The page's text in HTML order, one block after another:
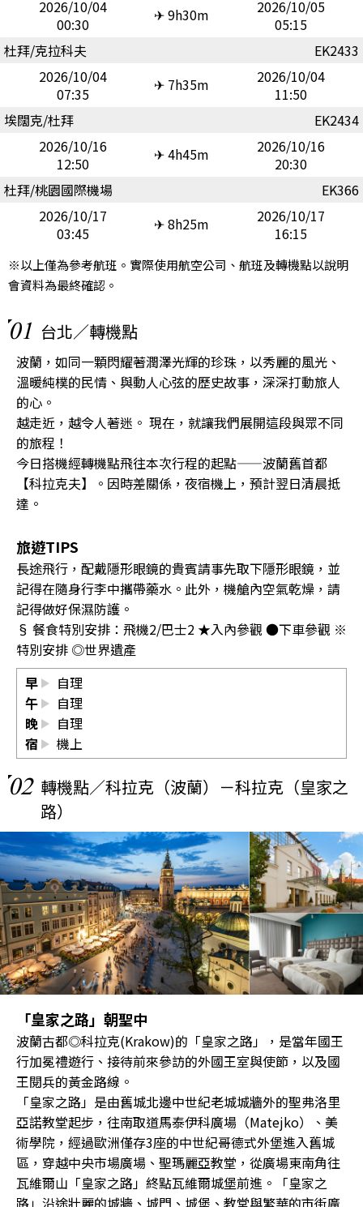
2026/10/04
00:30
✈ 9h30m
2026/10/05
05:15
杜拜/克拉科夫
EK2433
2026/10/04
07:35
✈ 7h35m
2026/10/04
11:50
埃闊克/杜拜
EK2434
2026/10/16
12:50
✈ 4h45m
2026/10/16
20:30
杜拜/桃園國際機場
EK366
2026/10/17
03:45
✈ 8h25m
2026/10/17
16:15
※以上僅為參考航班。實際使用航空公司、航班及轉機點以說明
會資料為最終確認。
01 台北／轉機點
波蘭，如同一顆閃耀著潤澤光輝的珍珠，以秀麗的風光、
溫暖純樸的民情、與動人心弦的歷史故事，深深打動旅人
的心。
越走近，越令人著迷。 現在，就讓我們展開這段與眾不同
的旅程！
今日搭機經轉機點飛往本次行程的起點——波蘭舊首都
【科拉克夫】。因時差關係，夜宿機上，預計翌日清晨抵
達。
旅遊TIPS
長途飛行，配戴隱形眼鏡的貴賓請事先取下隱形眼鏡，並
記得在隨身行李中攜帶藥水。此外，機艙內空氣乾燥，請
記得做好保濕防護。
§ 餐食特別安排：飛機2/巴士2 ★入內參觀 ●下車參觀 ※
特別安排 ◎世界遺產
早
自理
午
自理
晚
自理
宿
機上
02 轉機點／科拉克（波蘭）－科拉克（皇家之
路）
「皇家之路」朝聖中
波蘭古都◎科拉克(Krakow)的「皇家之路」，是當年國王
行加冕禮遊行、接待前來參訪的外國王室與使節，以及國
王閱兵的黃金路線。
「皇家之路」是由舊城北邊中世紀老城城牆外的聖弗洛里
亞諾教堂起步，往南取道馬泰伊科廣場（Matejko）、美
術學院，經過歐洲僅存3座的中世紀哥德式外堡進入舊城
區，穿越中央市場廣場、聖瑪麗亞教堂，從廣場東南角往
瓦維爾山「皇家之路」終點瓦維爾城堡前進。「皇家之
路」沿途壯麗的城牆、城門、城堡、教堂與繁華的市街廣